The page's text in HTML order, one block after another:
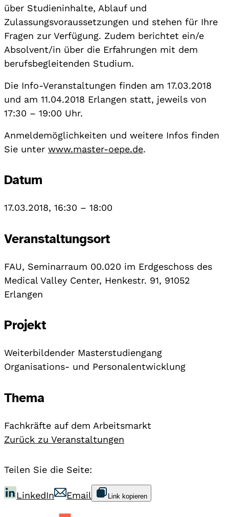
über Studieninhalte, Ablauf und
Zulassungsvoraussetzungen und stehen für Ihre
Fragen zur Verfügung. Zudem berichtet ein/e
Absolvent/in über die Erfahrungen mit dem
berufsbegleitenden Studium.
Die Info-Veranstaltungen finden am 17.03.2018
und am 11.04.2018 Erlangen statt, jeweils von
17:30 – 19:00 Uhr.
Anmeldemöglichkeiten und weitere Infos finden
Sie unter www.master-oepe.de.
Datum
17.03.2018, 16:30 – 18:00
Veranstaltungsort
FAU, Seminarraum 00.020 im Erdgeschoss des
Medical Valley Center, Henkestr. 91, 91052
Erlangen
Projekt
Weiterbildender Masterstudiengang
Organisations- und Personalentwicklung
Thema
Fachkräfte auf dem Arbeitsmarkt
Zurück zu Veranstaltungen
Teilen Sie die Seite:
LinkedIn Email Link kopieren